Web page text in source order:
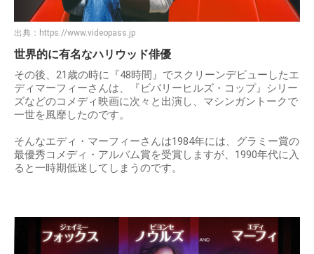
出典： https://www.videopass.jp
世界的に有名なハリウッド俳優
その後、21歳の時に『48時間』でスクリーンデビューしたエ
ディマーフィーさんは、『ビバリーヒルズ・コップ』シリー
ズなどのコメディ映画に次々と出演し、マシンガントークで
一世を風靡したのです。
そんなエディ・マーフィーさんは1984年には、グラミー賞の
最優秀コメディ・アルバム賞を受賞しますが、1990年代に入
ると一時期低迷してしまうのです。